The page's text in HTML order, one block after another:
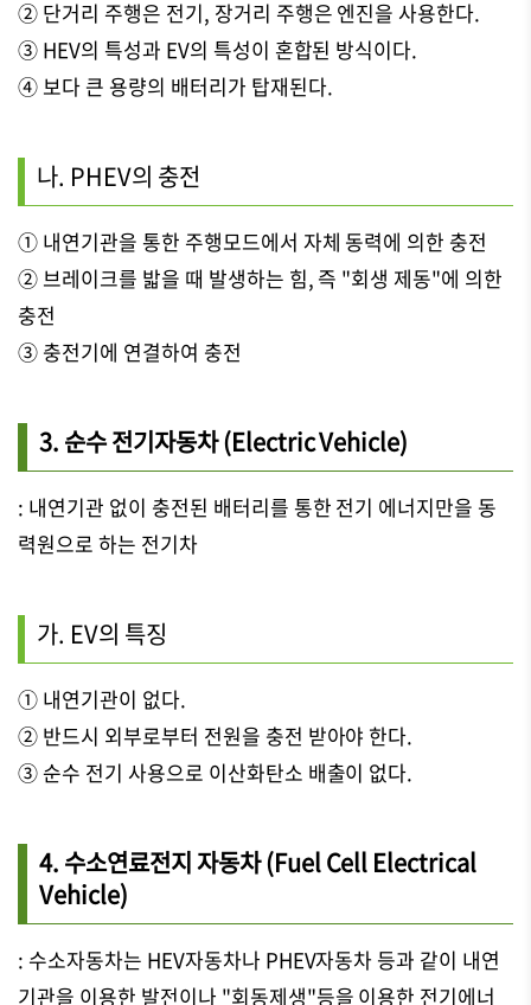
② 단거리 주행은 전기, 장거리 주행은 엔진을 사용한다.
③ HEV의 특성과 EV의 특성이 혼합된 방식이다.
④ 보다 큰 용량의 배터리가 탑재된다.
나. PHEV의 충전
① 내연기관을 통한 주행모드에서 자체 동력에 의한 충전
② 브레이크를 밟을 때 발생하는 힘, 즉 "회생 제동"에 의한
충전
③ 충전기에 연결하여 충전
3. 순수 전기자동차 (Electric Vehicle)
: 내연기관 없이 충전된 배터리를 통한 전기 에너지만을 동
력원으로 하는 전기차
가. EV의 특징
① 내연기관이 없다.
② 반드시 외부로부터 전원을 충전 받아야 한다.
③ 순수 전기 사용으로 이산화탄소 배출이 없다.
4. 수소연료전지 자동차 (Fuel Cell Electrical
Vehicle)
: 수소자동차는 HEV자동차나 PHEV자동차 등과 같이 내연
기관을 이용한 발전이나 "회동제생"등을 이용한 전기에너